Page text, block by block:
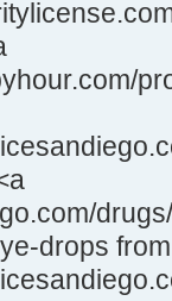
drops